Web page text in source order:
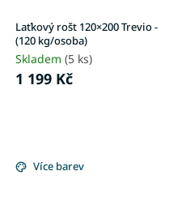
Laťkový rošt 120×200 Trevio -
(120 kg/osoba)
Skladem (5 ks)
1 199 Kč
Více barev